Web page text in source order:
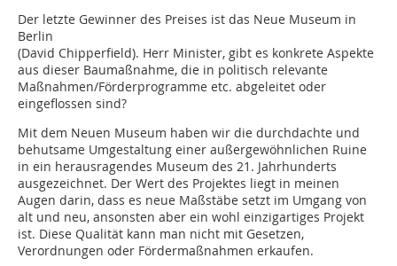
Der letzte Gewinner des Preises ist das Neue Museum in
Berlin
(David Chipperfield). Herr Minister, gibt es konkrete Aspekte
aus dieser Baumaßnahme, die in politisch relevante
Maßnahmen/Förderprogramme etc. abgeleitet oder
eingeflossen sind?
Mit dem Neuen Museum haben wir die durchdachte und
behutsame Umgestaltung einer außergewöhnlichen Ruine
in ein herausragendes Museum des 21. Jahrhunderts
ausgezeichnet. Der Wert des Projektes liegt in meinen
Augen darin, dass es neue Maßstäbe setzt im Umgang von
alt und neu, ansonsten aber ein wohl einzigartiges Projekt
ist. Diese Qualität kann man nicht mit Gesetzen,
Verordnungen oder Fördermaßnahmen erkaufen.